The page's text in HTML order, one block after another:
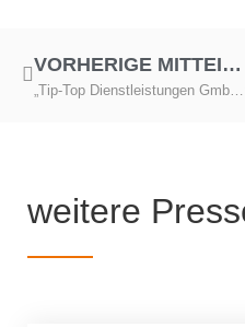
VORHERIGE MITTEILUNG
weitere